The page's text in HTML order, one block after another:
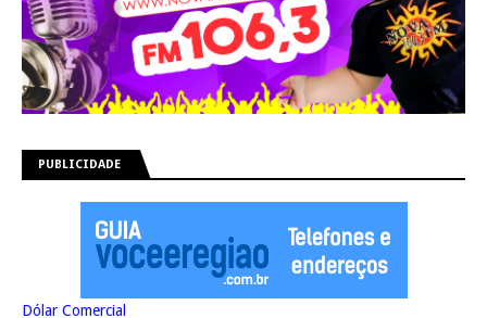
PUBLICIDADE
Dólar Comercial